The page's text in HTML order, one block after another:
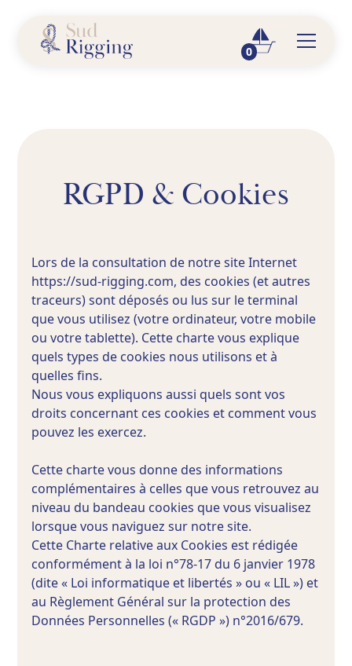
0
RGPD & Cookies
Lors de la consultation de notre site Internet
https://sud-rigging.com, des cookies (et autres
traceurs) sont déposés ou lus sur le terminal
que vous utilisez (votre ordinateur, votre mobile
ou votre tablette). Cette charte vous explique
quels types de cookies nous utilisons et à
quelles fins.
Nous vous expliquons aussi quels sont vos
droits concernant ces cookies et comment vous
pouvez les exercez.
Cette charte vous donne des informations
complémentaires à celles que vous retrouvez au
niveau du bandeau cookies que vous visualisez
lorsque vous naviguez sur notre site.
Cette Charte relative aux Cookies est rédigée
conformément à la loi n°78-17 du 6 janvier 1978
(dite « Loi informatique et libertés » ou « LIL ») et
au Règlement Général sur la protection des
Données Personnelles (« RGDP ») n°2016/679.